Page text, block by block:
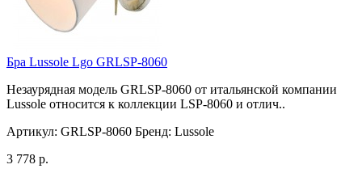
Бра Lussole Lgo GRLSP-8060
Незаурядная модель GRLSP-8060 от итальянской компании
Lussole относится к коллекции LSP-8060 и отлич..
Артикул: GRLSP-8060 Бренд: Lussole
3 778 р.